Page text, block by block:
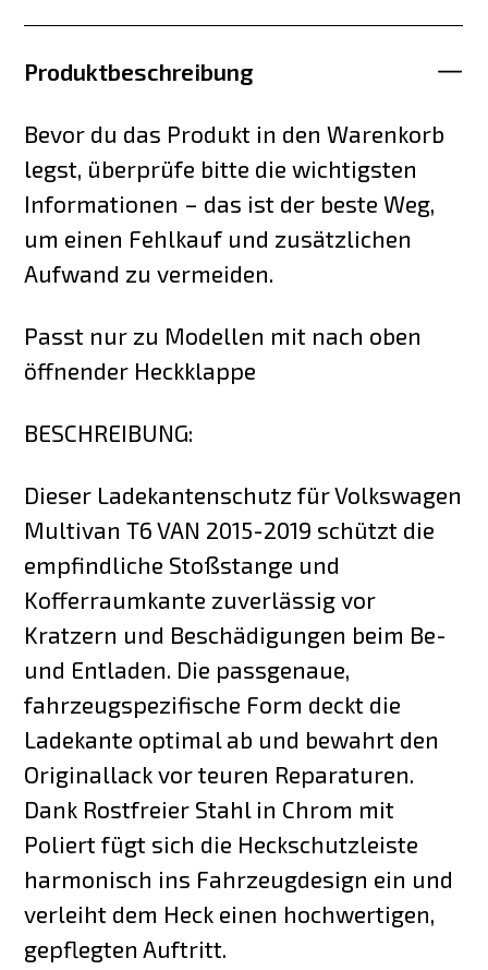
Produktbeschreibung
Bevor du das Produkt in den Warenkorb
legst, überprüfe bitte die wichtigsten
Informationen – das ist der beste Weg,
um einen Fehlkauf und zusätzlichen
Aufwand zu vermeiden.
Passt nur zu Modellen mit nach oben
öffnender Heckklappe
BESCHREIBUNG:
Dieser Ladekantenschutz für Volkswagen
Multivan T6 VAN 2015-2019 schützt die
empfindliche Stoßstange und
Kofferraumkante zuverlässig vor
Kratzern und Beschädigungen beim Be-
und Entladen. Die passgenaue,
fahrzeugspezifische Form deckt die
Ladekante optimal ab und bewahrt den
Originallack vor teuren Reparaturen.
Dank Rostfreier Stahl in Chrom mit
Poliert fügt sich die Heckschutzleiste
harmonisch ins Fahrzeugdesign ein und
verleiht dem Heck einen hochwertigen,
gepflegten Auftritt.